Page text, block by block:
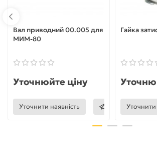
Вал приводний 00.005 для
МИМ-80
Уточнюйте ціну
Уточнити наявність
Гайка
Уточнити